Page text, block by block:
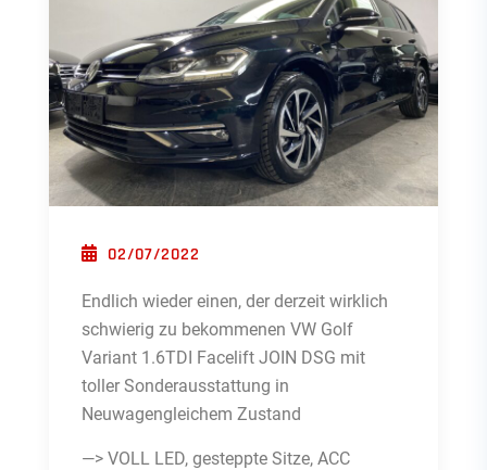
POSTED ON
02/07/2022
Endlich wieder einen, der derzeit wirklich
schwierig zu bekommenen VW Golf
Variant 1.6TDI Facelift JOIN DSG mit
toller Sonderausstattung in
Neuwagengleichem Zustand
—> VOLL LED, gesteppte Sitze, ACC